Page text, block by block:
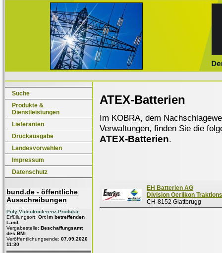
Suche
Produkte &
Dienstleistungen
Lieferanten
Druckausgabe
Landesvorwahlen
Impressum
Datenschutz
bund.de - öffentliche
Ausschreibungen
Poly Videokonferenz-Produkte
Erfüllungsort: Ort im betreffenden
Land
Vergabestelle: Beschaffungsamt
des BMI
Veröffentlichungsende: 07.09.2026
11:30
ATEX-Batterien
Im KOBRA, dem
Verwaltungen, finden Sie die
ATEX-Batterien.
EH Batterien AG
Division Oerlikon
CH-8152 Glattbrugg